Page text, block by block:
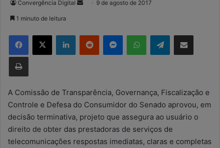
Convergência Digital
d
-
m
a
i
l
9 de agosto de 2017
1 minuto de leitura
Telegram
A Comissão de Transparência, Governança, Fiscalização e
Controle e Defesa do Consumidor do Senado aprovou, em
decisão terminativa, projeto que assegura ao usuário o
direito de obter das prestadoras de serviços de
telecomunicações respostas imediatas, claras e completas